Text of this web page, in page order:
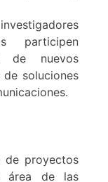
participen
de nuevos
soluciones
de proyectos
área de las